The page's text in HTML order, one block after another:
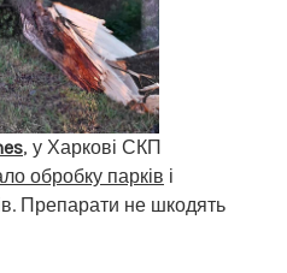
, у Харкові СКП
обробку парків і
Препарати не шкодять